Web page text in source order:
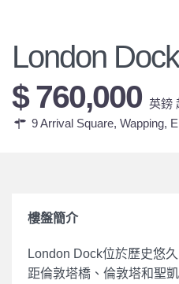
London Dock
$ 760,000 英鎊
9 Arrival Square, Wapping,
樓盤簡介
London Dock位於歷史悠
距倫敦塔橋、倫敦塔和聖